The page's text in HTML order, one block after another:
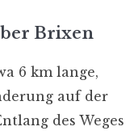
Brixen
6 km lange,
auf der
des Weges